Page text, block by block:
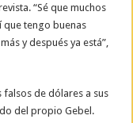
“Sé que muchos
que tengo buenas
y después ya está”,
de dólares a sus
del propio Gebel.